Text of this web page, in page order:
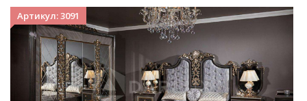
Артикул: 3091